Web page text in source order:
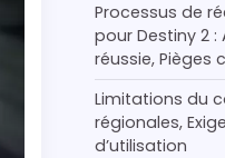
Processus de
pour Destiny 2
réussie, Pièges
Limitations du
régionales,
d’utilisation